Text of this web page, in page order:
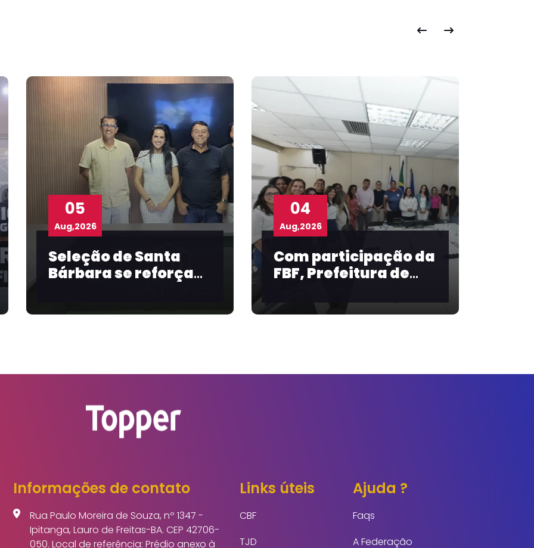
2026
04
Aug,2026
Com participação da
FBF, Prefeitura de
Salvador realiza
bate-papo sobre
03
Aug,2026
Taíse Galvão
representa FBF em
Mobilização
Informações de contato
Rua Paulo Moreira de Souza, nº 1347 -
Ipitanga, Lauro de Freitas-BA. CEP 42706-
050. Local de referência: Prédio anexo à
Links úteis
CBF
TJD
Ajuda ?
Faqs
A Federação